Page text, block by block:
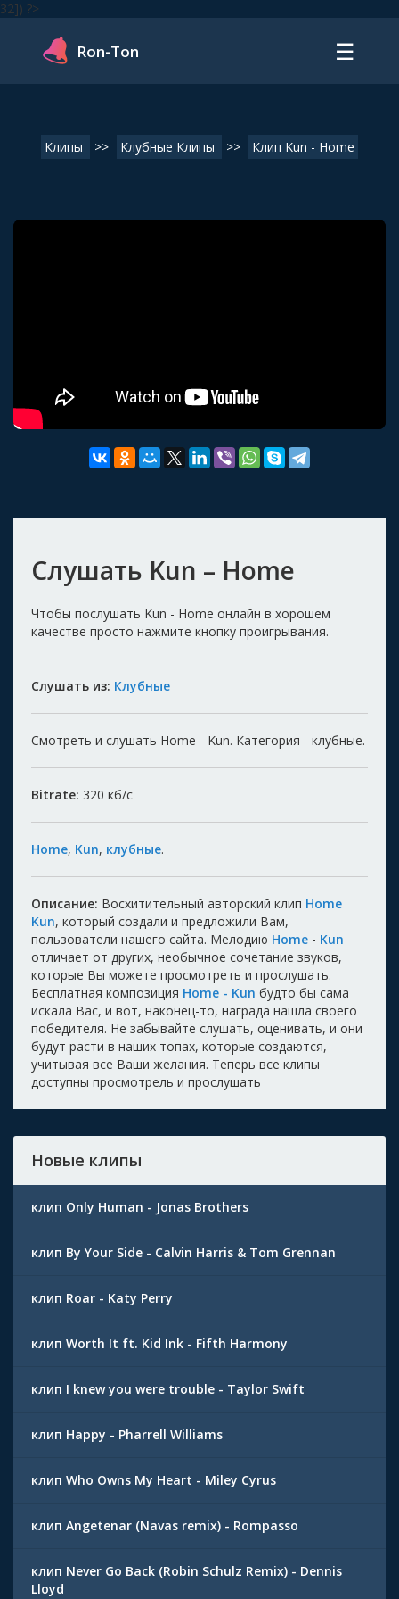
32]) ?>
Ron-Ton ☰
Клипы >> Клубные Клипы >> Клип Kun - Home
Слушать Kun – Home
Чтобы послушать Kun - Home онлайн в хорошем
качестве просто нажмите кнопку проигрывания.
Слушать из: Клубные
Смотреть и слушать Home - Kun. Категория - клубные.
Bitrate: 320 кб/с
Home, Kun, клубные.
Описание: Восхитительный авторский клип Home
Kun, который создали и предложили Вам,
пользователи нашего сайта. Мелодию Home - Kun
отличает от других, необычное сочетание звуков,
которые Вы можете просмотреть и прослушать.
Бесплатная композиция Home - Kun будто бы сама
искала Вас, и вот, наконец-то, награда нашла своего
победителя. Не забывайте слушать, оценивать, и они
будут расти в наших топах, которые создаются,
учитывая все Ваши желания. Теперь все клипы
доступны просмотрель и прослушать
Новые клипы
клип Only Human - Jonas Brothers
клип By Your Side - Calvin Harris & Tom Grennan
клип Roar - Katy Perry
клип Worth It ft. Kid Ink - Fifth Harmony
клип I knew you were trouble - Taylor Swift
клип Happy - Pharrell Williams
клип Who Owns My Heart - Miley Cyrus
клип Angetenar (Navas remix) - Rompasso
клип Never Go Back (Robin Schulz Remix) - Dennis
Lloyd